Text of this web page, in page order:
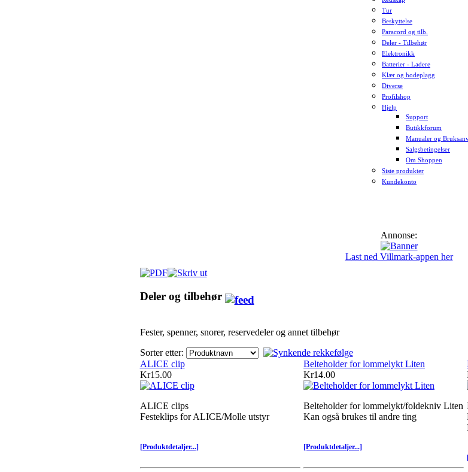
Tur
Beskyttelse
Paracord og tilb.
Deler - Tilbehør
Elektronikk
Batterier - Ladere
Klær og hodeplagg
Diverse
Profilshop
Hjelp
Support
Butikkforum
Manualer og
Salgsbetingelser
Om Shoppen
Siste produkter
Kundekonto
Annonse:
Last ned Villmark-appen her
Deler og tilbehør
Fester, spenner, snorer, reservedeler og annet tilbehør
Sorter etter:
ALICE clip
Kr15.00
ALICE clips
Festeklips for ALICE/Molle utstyr
[Produktdetaljer...]
Belteholder for lommelykt Liten
Kr14.00
Belteholder for lommelykt/foldekniv Liten
Kan også brukes til andre ting
[Produktdetaljer...]